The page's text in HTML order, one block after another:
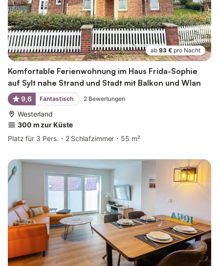
ab 93 € pro Nacht
Komfortable Ferienwohnung im Haus Frida-Sophie
auf Sylt nahe Strand und Stadt mit Balkon und Wlan
9,6 Fantastisch 2 Bewertungen
Westerland
300 m zur Küste
Platz für 3 Pers.
2 Schlafzimmer 55 m²